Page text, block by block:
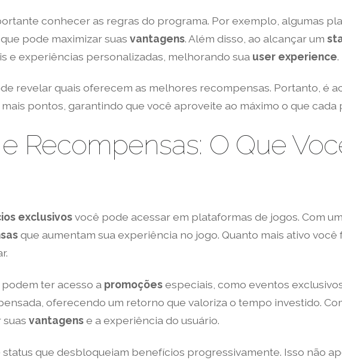
conhecer as regras do programa. Por exemplo, algumas
pode maximizar suas vantagens. Além disso, ao alcançar um
e experiências personalizadas, melhorando sua user experience.
revelar quais oferecem as melhores recompensas. Portanto, é
pontos, garantindo que você aproveite ao máximo o que cada
Recompensas: O Que
exclusivosvocê pode acessar em plataformas de jogos. Com um
que aumentam sua experiência no jogo. Quanto mais ativo você
ter acesso a promoçõesespeciais, como eventos
oferecendo um retorno que valoriza o tempo investido.
vantagense a experiência do usuário.
que desbloqueiam benefícios progressivamente. Isso não